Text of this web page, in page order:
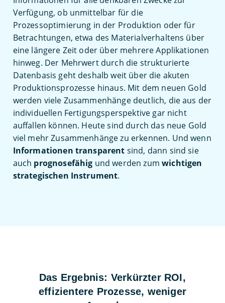
Verfügung, ob unmittelbar für die
Prozessoptimierung in der Produktion oder für
Betrachtungen, etwa des Materialverhaltens über
eine längere Zeit oder über mehrere Applikationen
hinweg. Der Mehrwert durch die strukturierte
Datenbasis geht deshalb weit über die akuten
Produktionsprozesse hinaus. Mit dem neuen Gold
werden viele Zusammenhänge deutlich, die aus der
individuellen Fertigungsperspektive gar nicht
auffallen können. Heute sind durch das neue Gold
viel mehr Zusammenhänge zu erkennen. Und wenn
Informationen transparent sind, dann sind sie
auch prognosefähig und werden zumwichtigen
strategischen Instrument.
Das Ergebnis: Verkürzter ROI,
effizientere Prozesse, weniger